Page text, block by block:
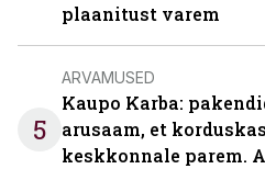
plaanitust varem
5
ARVAMUSED
Kaupo Karba:
arusaam, et
keskkonnale parem.